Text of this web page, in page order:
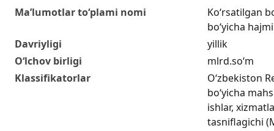
Ma’lumotlar to‘plami nomi
Ko‘rsatilgan
boʻyicha
Davriyligi
yillik
O‘lchov birligi
mlrd.so‘m
Klassifikatorlar
O‘zbekiston
bo‘yicha
ishlar,
tasniflagichi